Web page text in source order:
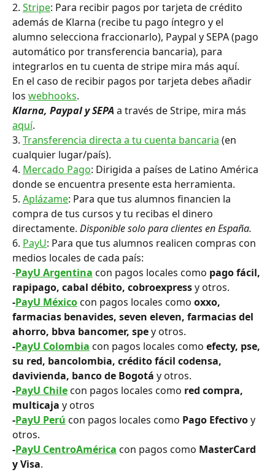
2. Stripe: Para recibir pagos por tarjeta de crédito
además de Klarna (recibe tu pago íntegro y el
alumno selecciona fraccionarlo), Paypal y SEPA (pago
automático por transferencia bancaria), para
integrarlos en tu cuenta de stripe mira más aquí.
En el caso de recibir pagos por tarjeta debes añadir
los webhooks.
Klarna, Paypal y SEPA a través de Stripe, mira más
aquí.
3. Transferencia directa a tu cuenta bancaria (en
cualquier lugar/país).
4. Mercado Pago: Dirigida a países de Latino América
donde se encuentra presente esta herramienta.
5. Aplázame: Para que tus alumnos financien la
compra de tus cursos y tu recibas el dinero
directamente. Disponible solo para clientes en España.
6. PayU: Para que tus alumnos realicen compras con
medios locales de cada país:
-PayU Argentina con pagos locales como pago fácil,
rapipago, cabal débito, cobroexpress y otros.
-PayU Méxicocon pagos locales como oxxo,
farmacias benavides, seven eleven, farmacias del
ahorro, bbva bancomer, spe y otros.
-PayU Colombia con pagos locales como efecty, pse,
su red, bancolombia, crédito fácil codensa,
davivienda, banco de Bogotá y otros.
-PayU Chilecon pagos locales como red compra,
multicaja y otros
-PayU Perú con pagos locales como Pago Efectivo y
otros.
-PayU CentroAmérica con pagos como MasterCard
y Visa.